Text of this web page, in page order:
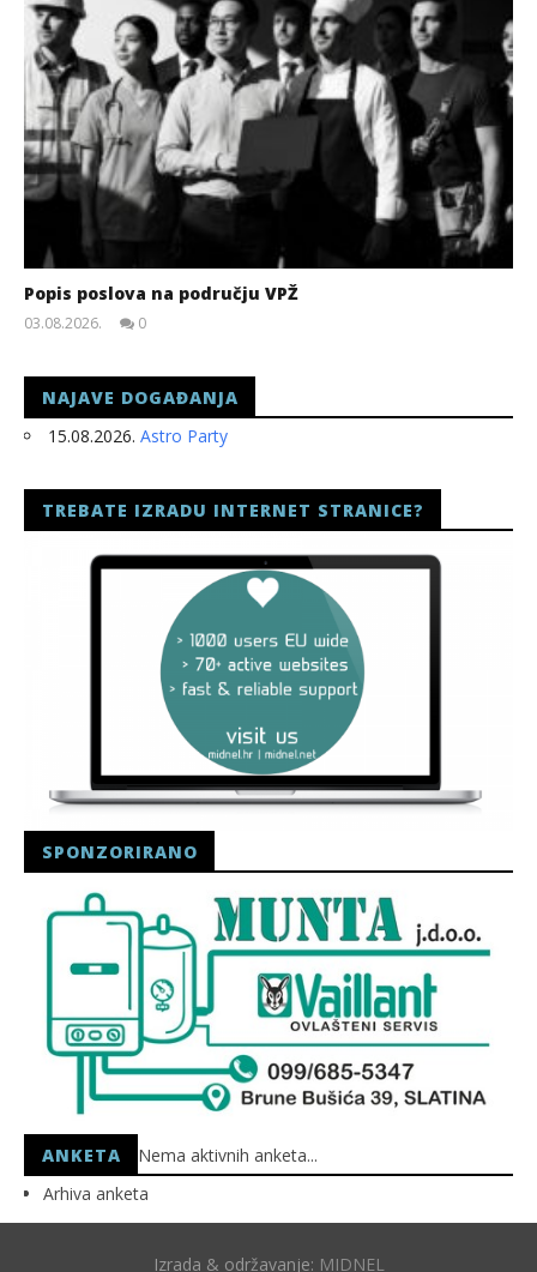
Popis poslova na području VPŽ
03.08.2026.
0
NAJAVE DOGAĐANJA
15.08.2026. Astro Party
TREBATE IZRADU INTERNET STRANICE?
SPONZORIRANO
ANKETA
Nema aktivnih anketa...
Arhiva anketa
Izrada & održavanje: MIDNEL